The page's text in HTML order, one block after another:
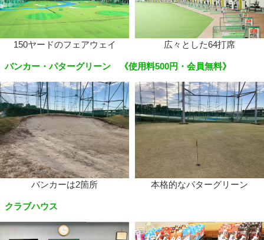
150ヤードのフェアウェイ 広々とした64打席
バンカー・パターグリーン 《使用料500円・会員無料》
バンカーは2箇所 本格的なパターグリーン
クラブハウス